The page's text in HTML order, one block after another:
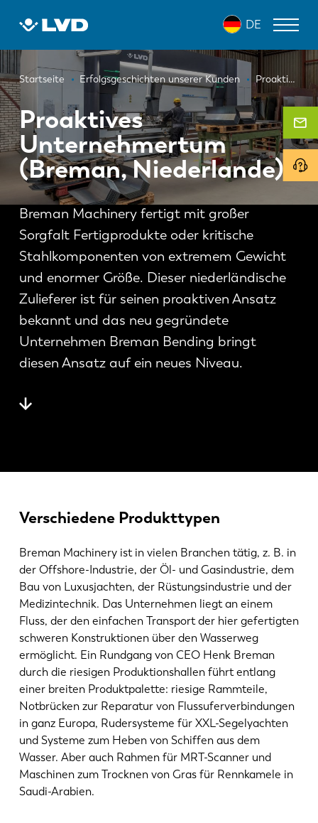
zum
DE
Pfadnavigation
Startseite Erfolgsgeschichten unserer Kunden Proaktives Unternehmertum (Breman, Niederlande)
Proaktives
Unternehmertum
(Breman, Niederlande)
Breman Machinery fertigt mit großer
Sorgfalt Fertigprodukte oder kritische
Stahlkomponenten von extremem Gewicht
und enormer Größe. Dieser niederländische
Zulieferer ist für seinen proaktiven Ansatz
bekannt und das neu gegründete
Unternehmen Breman Bending bringt
diesen Ansatz auf ein neues Niveau.
Verschiedene Produkttypen
Breman Machinery ist in vielen Branchen tätig, z. B. in
der Offshore-Industrie, der Öl- und Gasindustrie, dem
Bau von Luxusjachten, der Rüstungsindustrie und der
Medizintechnik. Das Unternehmen liegt an einem
Fluss, der den einfachen Transport der hier gefertigten
schweren Konstruktionen über den Wasserweg
ermöglicht. Ein Rundgang von CEO Henk Breman
durch die riesigen Produktionshallen führt entlang
einer breiten Produktpalette: riesige Rammteile,
Notbrücken zur Reparatur von Flussuferverbindungen
in ganz Europa, Rudersysteme für XXL-Segelyachten
und Systeme zum Heben von Schiffen aus dem
Wasser. Aber auch Rahmen für MRT-Scanner und
Maschinen zum Trocknen von Gras für Rennkamele in
Saudi-Arabien.
LASERSCHNEIDANLAGEN
ABKANTPRESSEN
SCHWENKBIEGEZENTRUM
STANZPRESSEN
TAFELSCHEREN
SOFTWARE
KUNDENDIENST
Über LVD
News
LVD entdecken
Erfolgsgeschichten
Ressourcencenter